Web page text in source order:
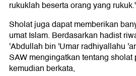
rukuklah beserta orang yang
Sholat juga dapat memberikan
umat Islam. Berdasarkan hadist
'Abdullah bin 'Umar radhiyallahu
SAW mengingatkan tentang sholat
kemudian berkata,